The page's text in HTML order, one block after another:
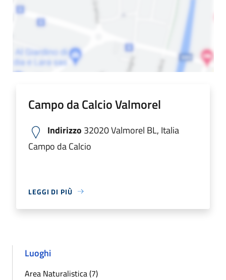
Campo da Calcio Valmorel
Indirizzo 32020 Valmorel BL, Italia
Campo da Calcio
LEGGI DI PIÙ
Luoghi
Area Naturalistica (7)